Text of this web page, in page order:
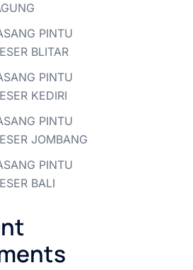
PINTU
BLITAR
PINTU
KEDIRI
PINTU
JOMBANG
PINTU
BALI